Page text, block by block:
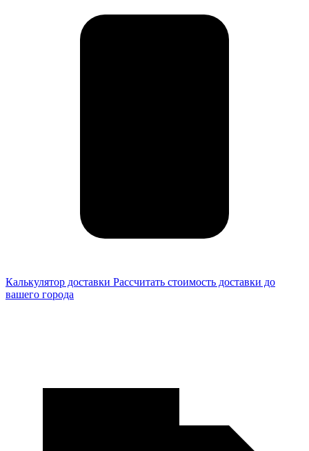
Калькулятор доставки Рассчитать стоимость доставки до
вашего города